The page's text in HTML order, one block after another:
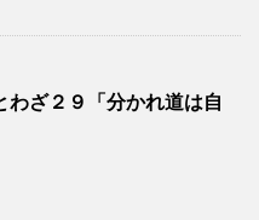
わざ２９「分かれ道は自